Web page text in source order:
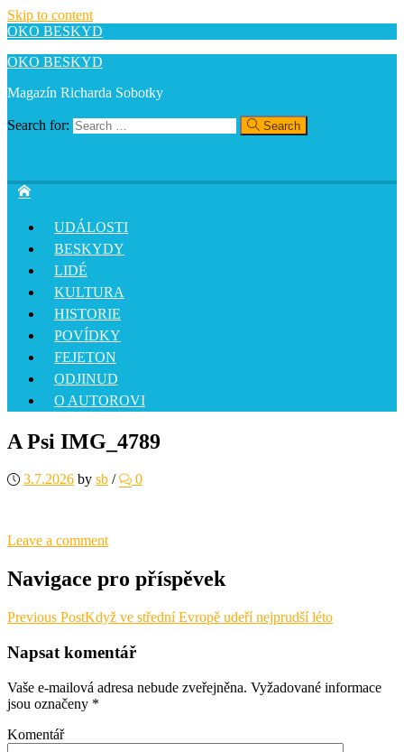
Skip to content
OKO BESKYD
OKO BESKYD
Magazín Richarda Sobotky
Search for: Search
UDÁLOSTI
BESKYDY
LIDÉ
KULTURA
HISTORIE
POVÍDKY
FEJETON
ODJINUD
O AUTOROVI
A Psi IMG_4789
3.7.2026 by sb / 0
Leave a comment
Navigace pro příspěvek
Previous PostKdyž ve střední Evropě udeří nejprudší léto
Napsat komentář
Vaše e-mailová adresa nebude zveřejněna. Vyžadované informace
jsou označeny *
Komentář